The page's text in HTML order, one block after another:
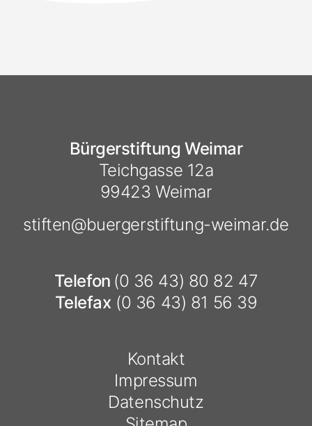
Bürgerstiftung Weimar
Teichgasse 12a
99423 Weimar
stiften@buergerstiftung-weimar.de
Telefon (0 36 43) 80 82 47
Telefax (0 36 43) 81 56 39
Kontakt
Impressum
Datenschutz